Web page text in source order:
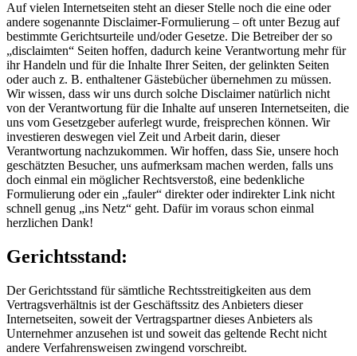
Auf vielen Internetseiten steht an dieser Stelle noch die eine oder
andere sogenannte Disclaimer-Formulierung – oft unter Bezug auf
bestimmte Gerichtsurteile und/oder Gesetze. Die Betreiber der so
„disclaimten“ Seiten hoffen, dadurch keine Verantwortung mehr für
ihr Handeln und für die Inhalte Ihrer Seiten, der gelinkten Seiten
oder auch z. B. enthaltener Gästebücher übernehmen zu müssen.
Wir wissen, dass wir uns durch solche Disclaimer natürlich nicht
von der Verantwortung für die Inhalte auf unseren Internetseiten, die
uns vom Gesetzgeber auferlegt wurde, freisprechen können. Wir
investieren deswegen viel Zeit und Arbeit darin, dieser
Verantwortung nachzukommen. Wir hoffen, dass Sie, unsere hoch
geschätzten Besucher, uns aufmerksam machen werden, falls uns
doch einmal ein möglicher Rechtsverstoß, eine bedenkliche
Formulierung oder ein „fauler“ direkter oder indirekter Link nicht
schnell genug „ins Netz“ geht. Dafür im voraus schon einmal
herzlichen Dank!
Gerichtsstand:
Der Gerichtsstand für sämtliche Rechtsstreitigkeiten aus dem
Vertragsverhältnis ist der Geschäftssitz des Anbieters dieser
Internetseiten, soweit der Vertragspartner dieses Anbieters als
Unternehmer anzusehen ist und soweit das geltende Recht nicht
andere Verfahrensweisen zwingend vorschreibt.